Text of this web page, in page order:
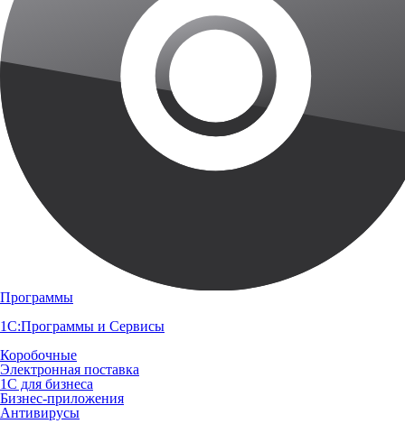
Программы
1С:Программы и Сервисы
Коробочные
Электронная поставка
1С для бизнеса
Бизнес-приложения
Антивирусы